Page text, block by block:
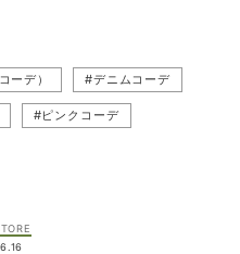
ーデ） #デニムコーデ
#ピンクコーデ